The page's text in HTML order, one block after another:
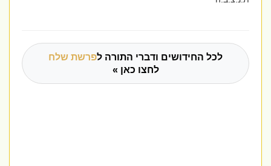
לכל החידושים ודברי התורה לפרשת שלח
לחצו כאן »